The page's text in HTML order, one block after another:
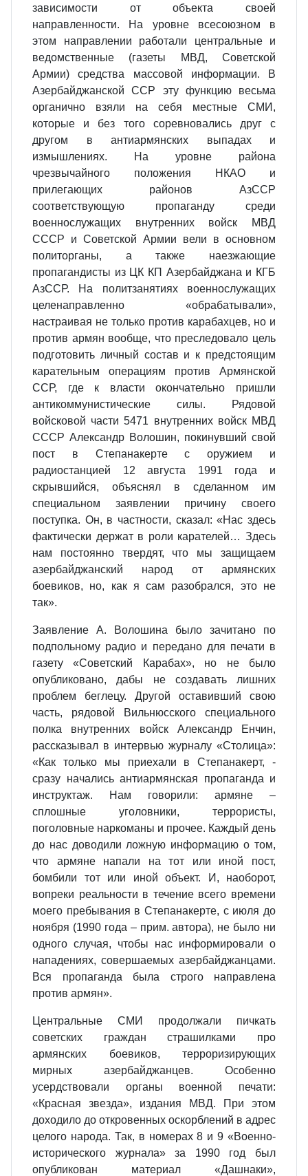
зависимости от объекта своей
направленности. На уровне всесоюзном в
этом направлении работали центральные и
ведомственные (газеты МВД, Советской
Армии) средства массовой информации. В
Азербайджанской ССР эту функцию весьма
органично взяли на себя местные СМИ,
которые и без того соревновались друг с
другом в антиармянских выпадах и
измышлениях. На уровне района
чрезвычайного положения НКАО и
прилегающих районов АзССР
соответствующую пропаганду среди
военнослужащих внутренних войск МВД
СССР и Советской Армии вели в основном
политорганы, а также наезжающие
пропагандисты из ЦК КП Азербайджана и КГБ
АзССР. На политзанятиях военнослужащих
целенаправленно «обрабатывали»,
настраивая не только против карабахцев, но и
против армян вообще, что преследовало цель
подготовить личный состав и к предстоящим
карательным операциям против Армянской
ССР, где к власти окончательно пришли
антикоммунистические силы. Рядовой
войсковой части 5471 внутренних войск МВД
СССР Александр Волошин, покинувший свой
пост в Степанакерте с оружием и
радиостанцией 12 августа 1991 года и
скрывшийся, объяснял в сделанном им
специальном заявлении причину своего
поступка. Он, в частности, сказал: «Нас здесь
фактически держат в роли карателей… Здесь
нам постоянно твердят, что мы защищаем
азербайджанский народ от армянских
боевиков, но, как я сам разобрался, это не
так».
Заявление А. Волошина было зачитано по
подпольному радио и передано для печати в
газету «Советский Карабах», но не было
опубликовано, дабы не создавать лишних
проблем беглецу. Другой оставивший свою
часть, рядовой Вильнюсского специального
полка внутренних войск Александр Енчин,
рассказывал в интервью журналу «Столица»:
«Как только мы приехали в Степанакерт, -
сразу начались антиармянская пропаганда и
инструктаж. Нам говорили: армяне –
сплошные уголовники, террористы,
поголовные наркоманы и прочее. Каждый день
до нас доводили ложную информацию о том,
что армяне напали на тот или иной пост,
бомбили тот или иной объект. И, наоборот,
вопреки реальности в течение всего времени
моего пребывания в Степанакерте, с июля до
ноября (1990 года – прим. автора), не было ни
одного случая, чтобы нас информировали о
нападениях, совершаемых азербайджанцами.
Вся пропаганда была строго направлена
против армян».
Центральные СМИ продолжали пичкать
советских граждан страшилками про
армянских боевиков, терроризирующих
мирных азербайджанцев. Особенно
усердствовали органы военной печати:
«Красная звезда», издания МВД. При этом
доходило до откровенных оскорблений в адрес
целого народа. Так, в номерах 8 и 9 «Военно-
исторического журнала» за 1990 год был
опубликован материал «Дашнаки»,